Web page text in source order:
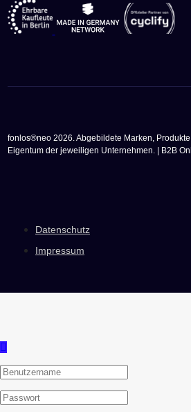
fonlos®neo 2026. Abgebildete Marken,
Eigentum der jeweiligen Unternehmen. | B2B
Datenschutz
Impressum